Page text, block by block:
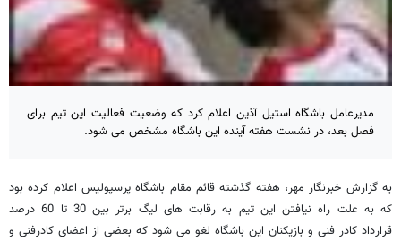
مدیرعامل باشگاه استیل آذین اعلام کرد که وضعیت فعالیت این تیم برای
فصل بعد، در نشست هفته آینده این باشگاه مشخص می شود.
به گزارش خبرنگار مهر، هفته گذشته قائم مقام باشگاه پرسپولیس اعلام کرده بود
که به علت راه نیافتن این تیم به رقابت های لیگ برتر بین 30 تا 60 درصد
قرارداد کادر فنی و بازیکنان این باشگاه لغو می شود که بعضی از اعضای کادرفنی و